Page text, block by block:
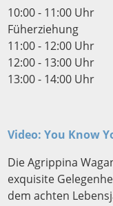
10:00 - 11:00
Füherziehung
11:00 - 12:00
12:00 - 13:00
13:00 - 14:00
Video: You Know
Die Agrippina
exquisite
dem achten